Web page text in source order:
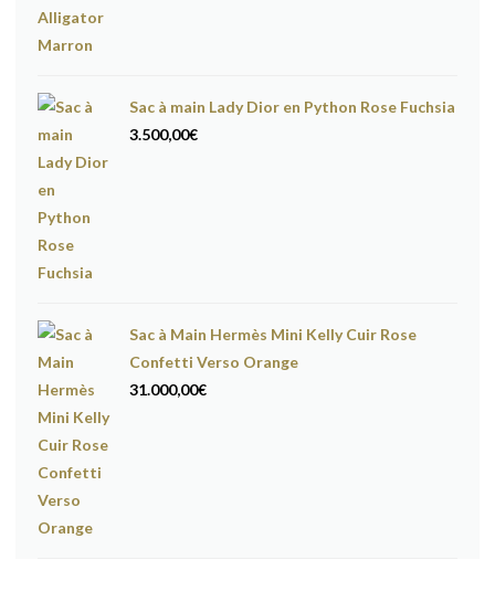
Sac à main Lady Dior en Python Rose Fuchsia
3.500,00€
Sac à Main Hermès Mini Kelly Cuir Rose
Confetti Verso Orange
31.000,00€